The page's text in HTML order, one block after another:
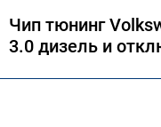
Чип тюнинг
3.0 дизель и